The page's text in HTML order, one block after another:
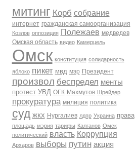
митинг Корб собрание
интернет гражданская самоорганизация
Козлов оппозиция Полежаев медведев
Омская область видео Камерцель
Омск конституция солидарность
яблоко пикет мвд мэр Президент
произвол беспредел менты
протест УВД ОГК Махмутов Шрейдер
прокуратура милиция политика
суд жкх Нургалиев лдпр Украина права
площадь мэрия тарифы Калганов Омск
политический власть Коррупция
Архаров выборы путин акция